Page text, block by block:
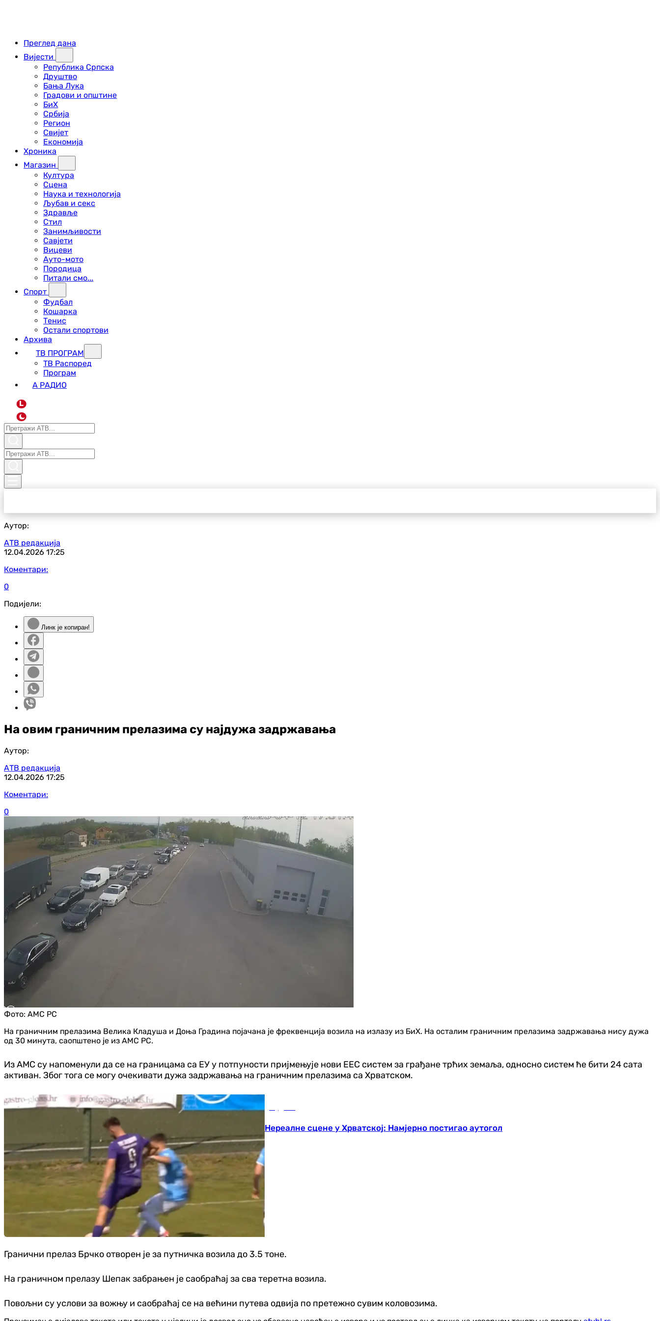
Преглед дана
Вијести
Република Српска
Друштво
Бања Лука
Градови и општине
БиХ
Србија
Регион
Свијет
Економија
Хроника
Магазин
Култура
Сцена
Наука и технологија
Љубав и секс
Здравље
Стил
Занимљивости
Савјети
Вицеви
Ауто-мото
Породица
Питали смо...
Спорт
Фудбал
Кошарка
Тенис
Остали спортови
Архива
ТВ ПРОГРАМ
ТВ Распоред
Програм
А РАДИО
L
Аутор:
АТВ редакција
12.04.2026 17:25
Коментари:
0
Подијели:
Линк је копиран!
На овим граничним прелазима су најдужа задржавања
Аутор:
АТВ редакција
12.04.2026 17:25
Коментари:
0
Фото: АМС РС
На граничним прелазима Велика Кладуша и Доња Градина појачана је фреквенција возила на излазу из БиХ. На осталим граничним прелазима задржавања нису дужа
од 30 минута, саопштено је из АМС РС.
Из АМС су напоменули да се на границама са ЕУ у потпуности пријмењује нови ЕЕС систем за грађане трћих земаља, односно систем ће бити 24 сата
активан. Због тога се могу очекивати дужа задржавања на граничним прелазима са Хрватском.
Нереалне сцене у Хрватској: Намјерно постигао аутогол
Гранични прелаз Брчко отворен је за путничка возила до 3.5 тоне.
На граничном прелазу Шепак забрањен је саобраћај за сва теретна возила.
Повољни су услови за вожњу и саобраћај се на већини путева одвија по претежно сувим коловозима.